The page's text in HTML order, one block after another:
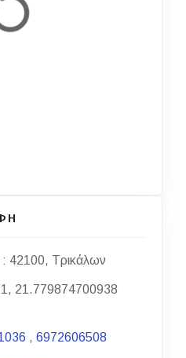
: 42100, Τρικάλων
21.779874700938
,6972606508